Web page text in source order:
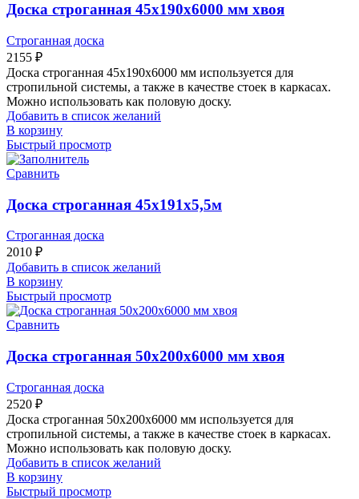
Доска строганная 45х190х6000 мм хвоя
Строганная доска
2155 ₽
Доска строганная 45х190х6000 мм используется для
стропильной системы, а также в качестве стоек в каркасах.
Можно использовать как половую доску.
Добавить в список желаний
В корзину
Быстрый просмотр
Сравнить
Доска строганная 45х191х5,5м
Строганная доска
2010 ₽
Добавить в список желаний
В корзину
Быстрый просмотр
Сравнить
Доска строганная 50х200х6000 мм хвоя
Строганная доска
2520 ₽
Доска строганная 50х200х6000 мм используется для
стропильной системы, а также в качестве стоек в каркасах.
Можно использовать как половую доску.
Добавить в список желаний
В корзину
Быстрый просмотр